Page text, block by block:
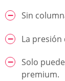
Sin
La
Solo
premium.